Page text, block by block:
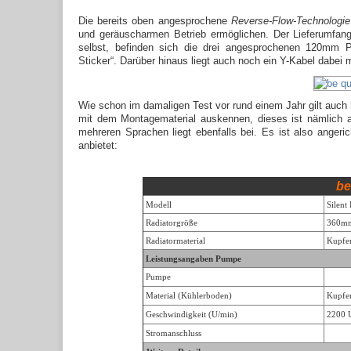
Die bereits oben angesprochene Reverse-Flow-Technologie
und geräuscharmen Betrieb ermöglichen. Der
selbst, befinden sich die drei angesprochenen
Sticker“. Darüber hinaus liegt auch noch ein Y-Kabel
Wie schon im damaligen Test vor rund einem Jahr gilt
mit dem Montagematerial auskennen, dieses ist nämlich
mehreren Sprachen liegt ebenfalls bei. Es ist also
anbietet:
Modell Silent
Radiatorgröße
Radiatormaterial
Leistungsangaben Pumpe
Pumpe
Material (Kühlerboden)
Geschwindigkeit (U/min) 2200
Stromanschluss